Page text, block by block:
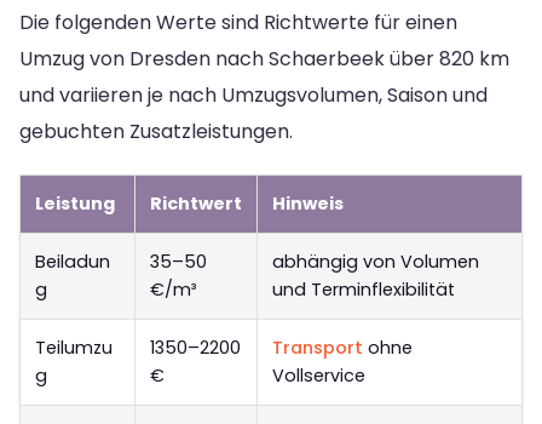
Die folgenden Werte sind Richtwerte für einen
Umzug von Dresden nach Schaerbeek über 820 km
und variieren je nach Umzugsvolumen, Saison und
gebuchten Zusatzleistungen.
Leistung Richtwert Hinweis
Beiladun
g
35–50
€/m³
abhängig von Volumen
und Terminflexibilität
Teilumzu
g
1350–2200
€
Transport ohne
Vollservice